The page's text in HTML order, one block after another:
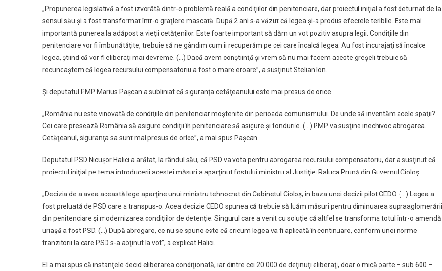
„Propunerea legislativă a fost izvorâtă dintr-o problemă reală a condiţiilor din penitenciare, dar proiectul iniţial a fost deturnat de la
sensul său şi a fost transformat într-o graţiere mascată. După 2 ani s-a văzut că legea şi-a produs efectele teribile. Este mai
importantă punerea la adăpost a vieţii cetăţenilor. Este foarte important să dăm un vot pozitiv asupra legii. Condiţiile din
penitenciare vor fi îmbunătăţite, trebuie să ne gândim cum îi recuperăm pe cei care încalcă legea. Au fost încurajaţi să încalce
legea, ştiind că vor fi eliberaţi mai devreme. (…) Dacă avem conştiinţă şi vrem să nu mai facem aceste greşeli trebuie să
recunoaştem că legea recursului compensatoriu a fost o mare eroare”, a susţinut Stelian Ion.
Şi deputatul PMP Marius Paşcan a subliniat că siguranţa cetăţeanului este mai presus de orice.
„România nu este vinovată de condiţiile din penitenciar moştenite din perioada comunismului. De unde să inventăm acele spaţii?
Cei care presează România să asigure condiţii în penitenciare să asigure şi fondurile. (…) PMP va susţine inechivoc abrogarea.
Cetăţeanul, siguranţa sa sunt mai presus de orice”, a mai spus Paşcan.
Deputatul PSD Nicuşor Halici a arătat, la rândul său, că PSD va vota pentru abrogarea recursului compensatoriu, dar a susţinut că
proiectul iniţial pe tema introducerii acestei măsuri a aparţinut fostului ministru al Justiţiei Raluca Prună din Guvernul Cioloş.
„Decizia de a avea această lege aparţine unui ministru tehnocrat din Cabinetul Cioloş, în baza unei decizii pilot CEDO. (…) Legea a
fost preluată de PSD care a transpus-o. Acea decizie CEDO spunea că trebuie să luăm măsuri pentru diminuarea supraaglomerării
din penitenciare şi modernizarea condiţiilor de detenţie. Singurul care a venit cu soluţie că altfel se transforma totul într-o amendă
uriaşă a fost PSD. (…) După abrogare, ce nu se spune este că oricum legea va fi aplicată în continuare, conform unei norme
tranzitorii la care PSD s-a abţinut la vot”, a explicat Halici.
El a mai spus că instanţele decid eliberarea condiţionată, iar dintre cei 20.000 de deţinuţi eliberaţi, doar o mică parte – sub 600 –